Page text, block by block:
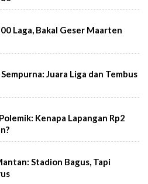
Laga, Bakal Geser Maarten
Juara Liga dan Tembus
Kenapa Lapangan Rp2
Stadion Bagus, Tapi